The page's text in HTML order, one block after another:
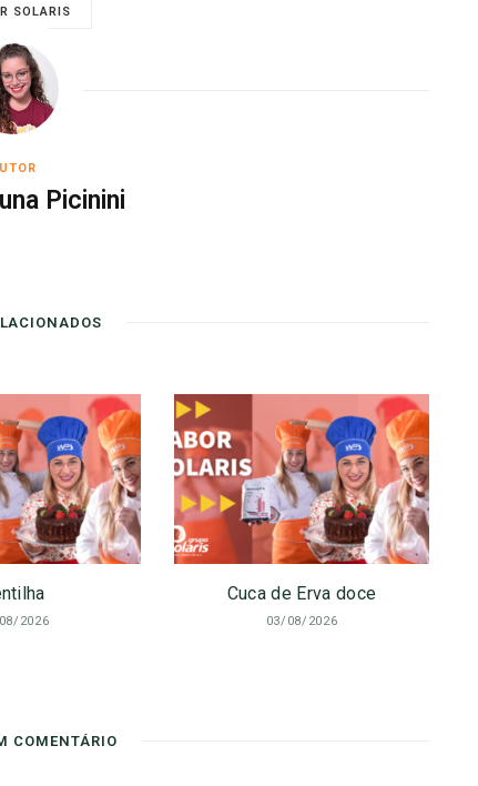
SOLARIS
Picinini
2026
Cuca de Erva doce
03/08/2026
COMENTÁRIO